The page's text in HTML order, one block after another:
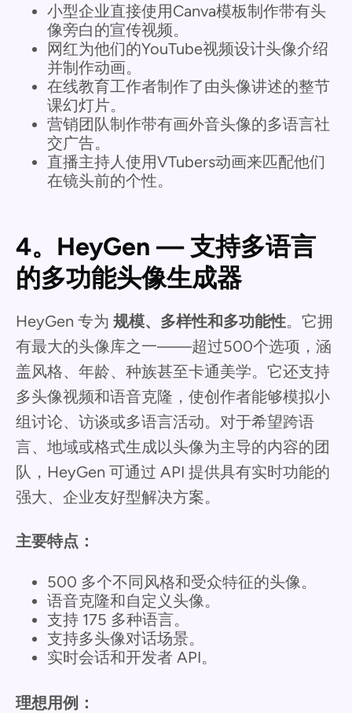
小型企业直接使用Canva模板制作带有头
像旁白的宣传视频。
网红为他们的YouTube视频设计头像介绍
并制作动画。
在线教育工作者制作了由头像讲述的整节
课幻灯片。
营销团队制作带有画外音头像的多语言社
交广告。
直播主持人使用VTubers动画来匹配他们
在镜头前的个性。
4。HeyGen — 支持多语言
的多功能头像生成器
HeyGen 专为 规模、多样性和多功能性。它拥
有最大的头像库之一——超过500个选项，涵
盖风格、年龄、种族甚至卡通美学。它还支持
多头像视频和语音克隆，使创作者能够模拟小
组讨论、访谈或多语言活动。对于希望跨语
言、地域或格式生成以头像为主导的内容的团
队，HeyGen 可通过 API 提供具有实时功能的
强大、企业友好型解决方案。
主要特点：
500 多个不同风格和受众特征的头像。
语音克隆和自定义头像。
支持 175 多种语言。
支持多头像对话场景。
实时会话和开发者 API。
理想用例：